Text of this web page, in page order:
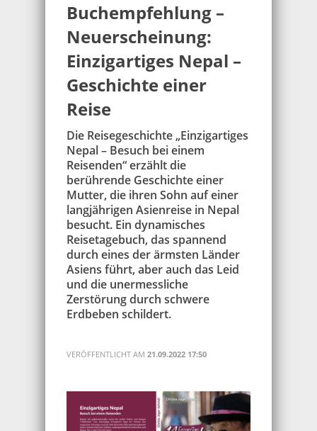
Buchempfehlung –
Neuerscheinung:
Einzigartiges Nepal –
Geschichte einer
Reise
Die Reisegeschichte „Einzigartiges
Nepal – Besuch bei einem
Reisenden“ erzählt die
berührende Geschichte einer
Mutter, die ihren Sohn auf einer
langjährigen Asienreise in Nepal
besucht. Ein dynamisches
Reisetagebuch, das spannend
durch eines der ärmsten Länder
Asiens führt, aber auch das Leid
und die unermessliche
Zerstörung durch schwere
Erdbeben schildert.
VERÖFFENTLICHT AM 21.09.2022 17:50